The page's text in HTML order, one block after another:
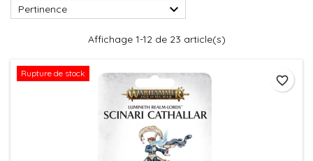
Pertinence 
Affichage 1-12 de 23 article(s)
Rupture de stock
favorite_border